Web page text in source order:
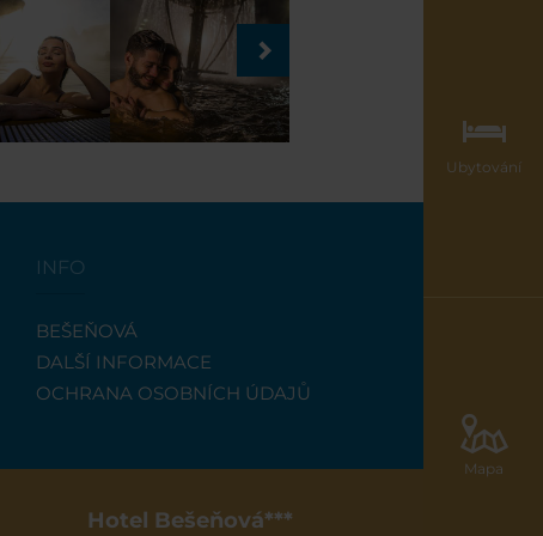
Ubytování
Mapa
INFO
BEŠEŇOVÁ
DALŠÍ INFORMACE
OCHRANA OSOBNÍCH ÚDAJŮ
Hotel Bešeňová***